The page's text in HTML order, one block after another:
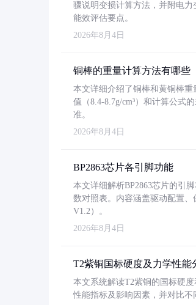
骤说明变损计算方法，并附电力
能效评估要点。
2026年8月4日
铜棒的重量计算方法有哪些
本文详细介绍了铜棒和黄铜棒
值（8.4-8.7g/cm³）和计算公式
准。
2026年8月4日
BP2863芯片各引脚功能
本文详细解析BP2863芯片的引
数对照表。内容涵盖驱动配置
V1.2）。
2026年8月4日
T2紫铜国标硬度及力学性能
本文系统解读T2紫铜的国标硬
性能指标及影响因素，并对比不